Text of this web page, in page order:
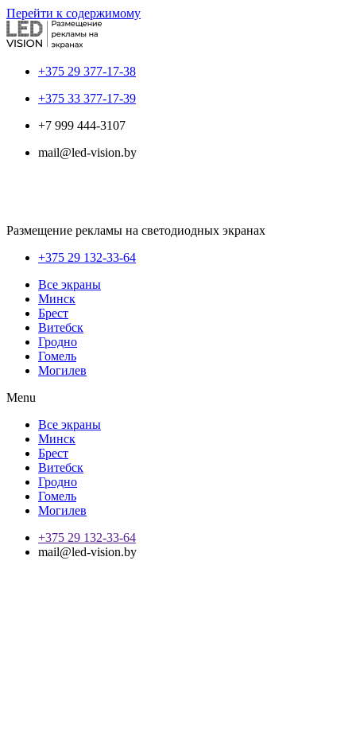
Перейти к содержимому
+375 29 377-17-38
+375 33 377-17-39
+7 999 444-3107
mail@led-vision.by
Размещение рекламы на светодиодных экранах
+375 29 132-33-64
Все экраны
Минск
Брест
Витебск
Гродно
Гомель
Могилев
Menu
Все экраны
Минск
Брест
Витебск
Гродно
Гомель
Могилев
+375 29 132-33-64
mail@led-vision.by